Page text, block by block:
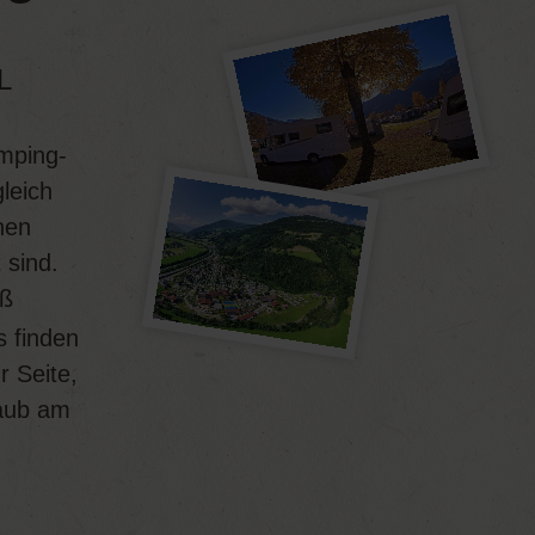
sind.
finden
Seite,
am